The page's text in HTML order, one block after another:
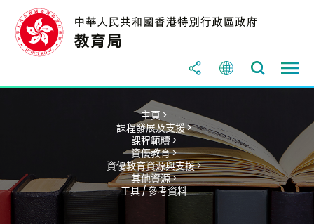
主頁 >
課程發展及支援 >
課程範疇 >
資優教育 >
資優教育資源與支援 >
其他資源 >
工具 / 參考資料